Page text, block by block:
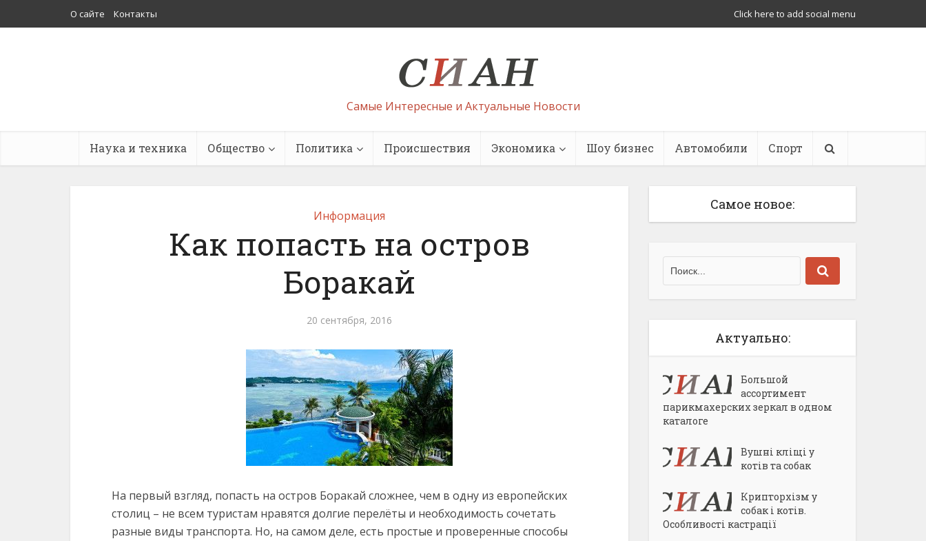
О сайте Контакты Click here to add social menu
Самые Интересные и Актуальные Новости
Наука и техника Общество Политика Происшествия Экономика Шоу бизнес Автомобили Спорт
Информация
Как попасть на остров
Боракай
20 сентября, 2016
На первый взгляд, попасть на остров Боракай сложнее, чем в одну из европейских
столиц – не всем туристам нравятся долгие перелёты и необходимость сочетать
разные виды транспорта. Но, на самом деле, есть простые и проверенные способы
Самое новое:
Актуально:
Большой
ассортимент
парикмахерских зеркал в одном
каталоге
Вушні кліщі у
котів та собак
Крипторхізм у
собак і котів.
Особливості кастрації